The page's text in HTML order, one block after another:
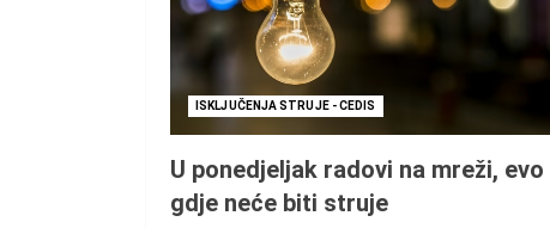
ISKLJUČENJA STRUJE - CEDIS
U ponedjeljak radovi na mreži, evo
gdje neće biti struje